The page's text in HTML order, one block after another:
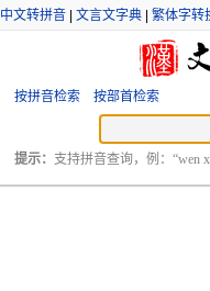
中文转拼音 文言文字典 繁体字转
按拼音检索 按部首检索
提示： 支持拼音查询，例：“wen